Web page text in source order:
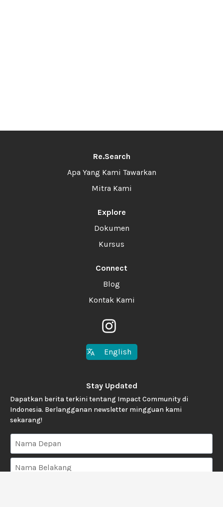
Re.Search
Apa Yang Kami Tawarkan
Mitra Kami
Explore
Dokumen
Kursus
Connect
Blog
Kontak Kami
English
Stay Updated
Dapatkan berita terkini tentang Impact Community di
Indonesia. Berlangganan newsletter mingguan kami
sekarang!